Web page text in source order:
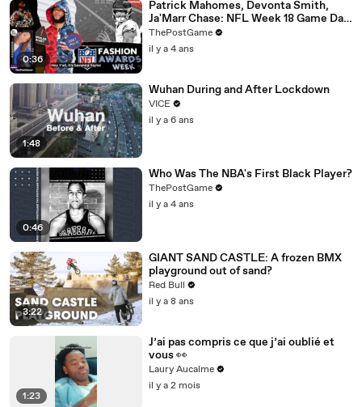
0:36
Patrick Mahomes, Devonta Smith,
Ja'Marr Chase: NFL Week 18 Game Day
Fashion Winners
ThePostGame
il y a 4 ans
1:48
Wuhan During and After Lockdown
VICE
il y a 6 ans
0:46
Who Was The NBA's First Black Player?
ThePostGame
il y a 4 ans
3:22
GIANT SAND CASTLE: A frozen BMX
playground out of sand?
Red Bull
il y a 8 ans
1:23
J’ai pas compris ce que j’ai oublié et
vous 👀
Laury Aucalme
il y a 2 mois